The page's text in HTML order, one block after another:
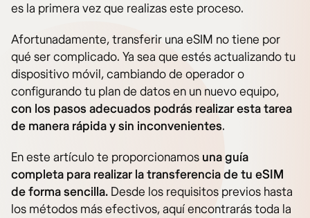
es la primera vez que realizas este proceso.
Afortunadamente, transferir una eSIM no tiene por
qué ser complicado. Ya sea que estés actualizando tu
dispositivo móvil, cambiando de operador o
configurando tu plan de datos en un nuevo equipo,
con los pasos adecuados podrás realizar esta tarea
de manera rápida y sin inconvenientes.
En este artículo te proporcionamos una guía
completa para realizar la transferencia de tu eSIM
de forma sencilla. Desde los requisitos previos hasta
los métodos más efectivos, aquí encontrarás toda la